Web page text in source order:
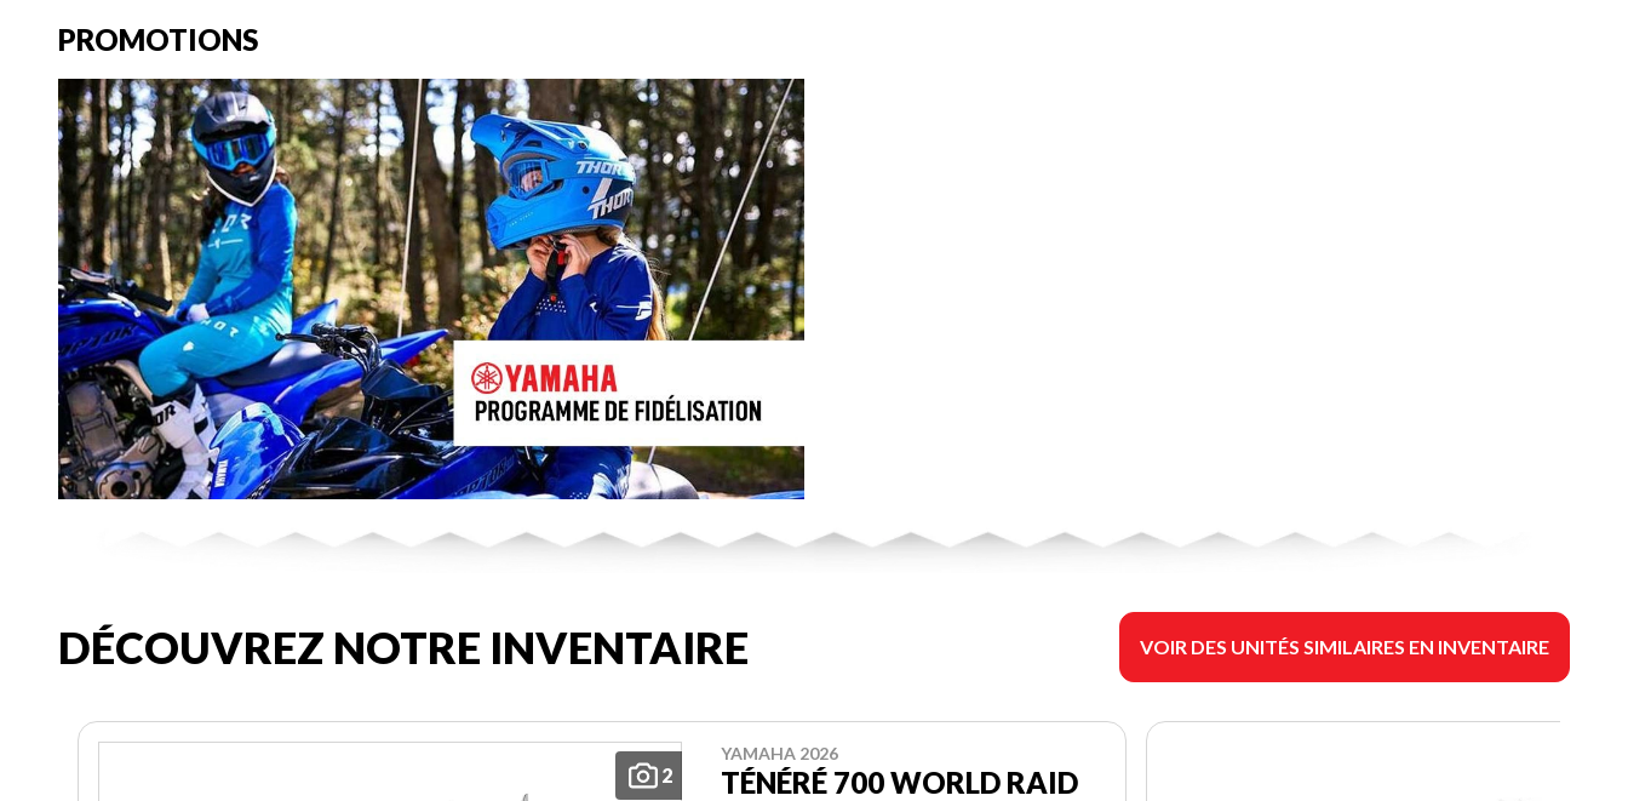
PROMOTIONS
DÉCOUVREZ NOTRE INVENTAIRE VOIR DES UNITÉS SIMILAIRES EN INVENTAIRE
2
YAMAHA 2026
TÉNÉRÉ 700 WORLD RAID